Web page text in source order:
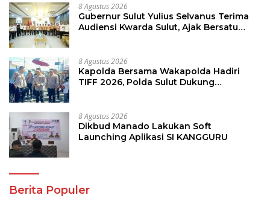
8 Agustus 2026
Gubernur Sulut Yulius Selvanus Terima
Audiensi Kwarda Sulut, Ajak Bersatu
8 Agustus 2026
Kapolda Bersama Wakapolda Hadiri
TIFF 2026, Polda Sulut Dukung
8 Agustus 2026
Dikbud Manado Lakukan Soft
Launching Aplikasi SI KANGGURU
Berita Populer